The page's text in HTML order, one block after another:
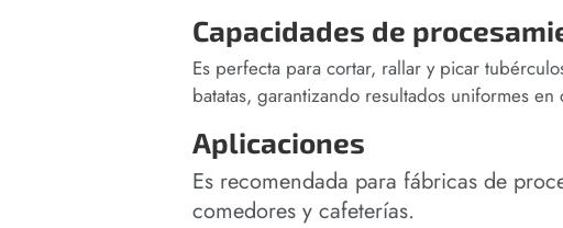
Capacidades de
Es perfecta para cortar, rallar y picar
batatas, garantizando resultados uniformes
Aplicaciones
Es recomendada para fábricas de
comedores y cafeterías.